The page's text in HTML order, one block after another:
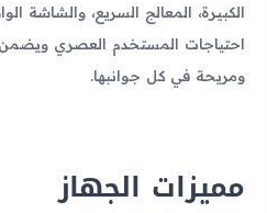
الكبيرة، المعالج السريع، والشاشة
احتياجات المستخدم العصري
ومريحة في كل جوانبها.
مميزات الجهاز